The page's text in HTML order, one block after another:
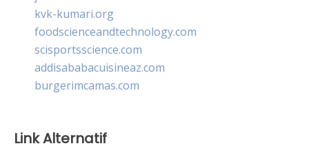
kvk-kumari.org
foodscienceandtechnology.com
scisportsscience.com
addisababacuisineaz.com
burgerimcamas.com
Link Alternatif